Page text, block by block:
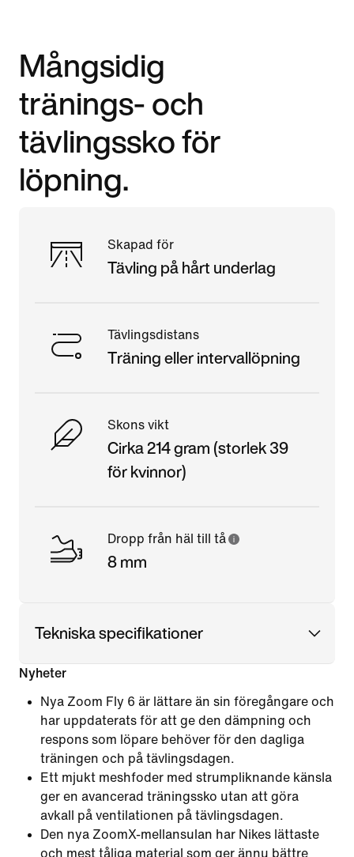
Mångsidig
tränings- och
tävlingssko för
löpning.
Skapad för
Tävling på hårt underlag
Tävlingsdistans
Träning eller intervallöpning
Skons vikt
Cirka 214 gram (storlek 39
för kvinnor)
Dropp från häl till tå
8 mm
Tekniska specifikationer
Nyheter
Nya Zoom Fly 6 är lättare än sin föregångare och
har uppdaterats för att ge den dämpning och
respons som löpare behöver för den dagliga
träningen och på tävlingsdagen.
Ett mjukt meshfoder med strumpliknande känsla
ger en avancerad träningssko utan att göra
avkall på ventilationen på tävlingsdagen.
Den nya ZoomX-mellansulan har Nikes lättaste
och mest tåliga material som ger ännu bättre